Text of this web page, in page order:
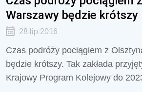
Warszawy będzie krótszy
28 lip 2016
Czas podróży pociągiem z
będzie krótszy. Tak zakłada
Krajowy Program Kolejowy do